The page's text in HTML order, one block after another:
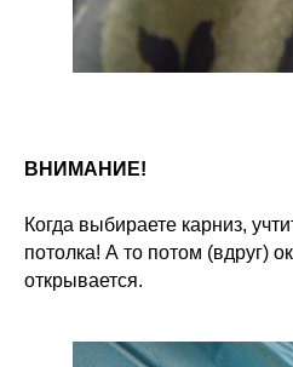
ВНИМАНИЕ!
Когда выбираете карниз,
потолка! А то потом (вдруг)
открывается.